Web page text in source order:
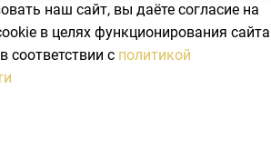
наш сайт, вы даёте согласие на
в целях функционирования сайта
соответствии с политикой